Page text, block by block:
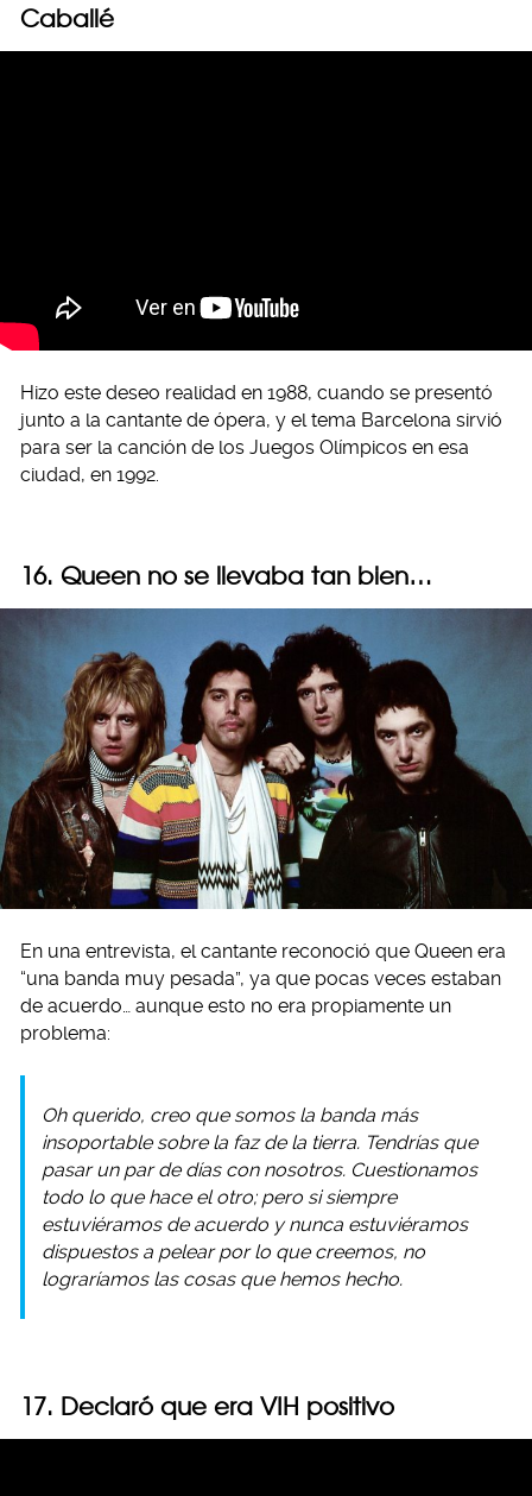
Caballé
Hizo este deseo realidad en 1988, cuando se presentó
junto a la cantante de ópera, y el tema Barcelona sirvió
para ser la canción de los Juegos Olímpicos en esa
ciudad, en 1992.
16. Queen no se llevaba tan bien…
En una entrevista, el cantante reconoció que Queen era
“una banda muy pesada”, ya que pocas veces estaban
de acuerdo… aunque esto no era propiamente un
problema:
Oh querido, creo que somos la banda más
insoportable sobre la faz de la tierra. Tendrías que
pasar un par de días con nosotros. Cuestionamos
todo lo que hace el otro; pero si siempre
estuviéramos de acuerdo y nunca estuviéramos
dispuestos a pelear por lo que creemos, no
lograríamos las cosas que hemos hecho.
17. Declaró que era VIH positivo